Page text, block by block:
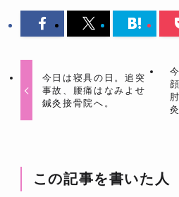
今日は寝具の日。追突
事故、腰痛はなみよせ
鍼灸接骨院へ。
この記事を書いた人